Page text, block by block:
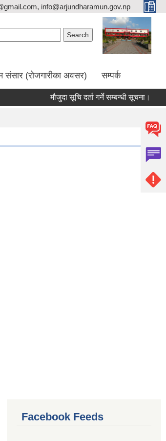
info@arjundharamun.gov.np
संसार (रोजगारीका अवसर) सम्पर्क
मौजुदा सूचि दर्ता गर्ने सम्बन्धी सूचना।
Facebook Feeds